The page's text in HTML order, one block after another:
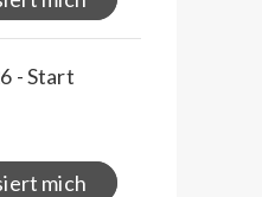
- Start
mich